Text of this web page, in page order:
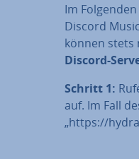
Im
Discord
können stets
Discord-
Schritt 1:
auf. Im Fall
„https://